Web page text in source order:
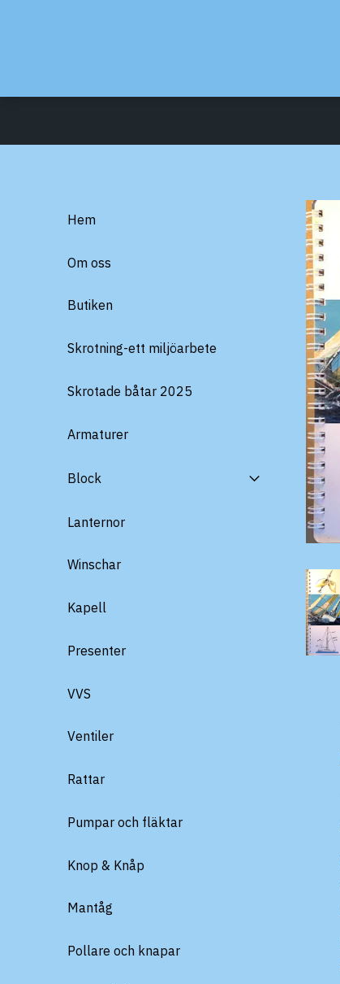
Hem
Om oss
Butiken
Skrotning-ett miljöarbete
Skrotade båtar 2025
Armaturer
Block
Lanternor
Winschar
Kapell
Presenter
VVS
Ventiler
Rattar
Pumpar och fläktar
Knop & Knåp
Mantåg
Pollare och knapar